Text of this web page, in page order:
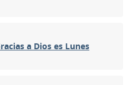
a Dios es Lunes